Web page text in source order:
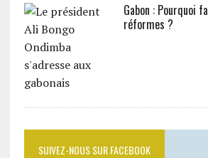
Gabon : Pourquoi
réformes ?
SUIVEZ-NOUS SUR FACEBOOK